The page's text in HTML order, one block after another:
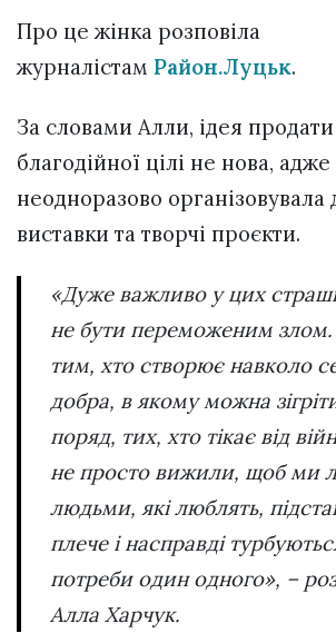
Про це жінка розповіла
журналістам Район.Луцьк.
За словами Алли, ідея
благодійної цілі не нова,
неодноразово організовувала
виставки та творчі проєкти.
«Дуже важливо у цих страшних реаліях
не бути переможеним
тим, хто створює навколо
добра, в якому можна
поряд, тих, хто тікає від
не просто вижили, щоб ми
людьми, які люблять,
плече і насправді
потреби один одного», –
Алла Харчук.